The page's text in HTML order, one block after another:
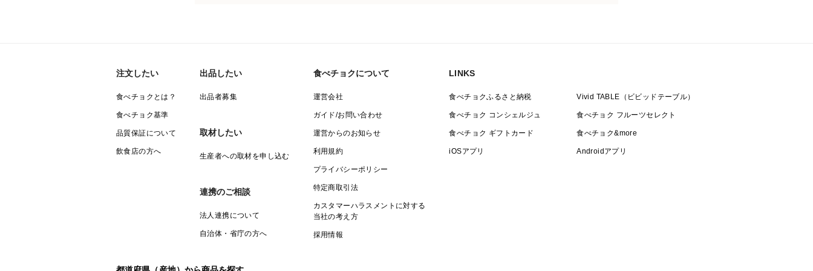
注文したい
食べチョクとは？
食べチョク基準
品質保証について
飲食店の方へ
出品したい
出品者募集
取材したい
生産者への取材を申し込む
連携のご相談
法人連携について
自治体・省庁の方へ
食べチョクについて
運営会社
ガイド/お問い合わせ
運営からのお知らせ
利用規約
プライバシーポリシー
特定商取引法
カスタマーハラスメントに対する
当社の考え方
採用情報
LINKS
食べチョクふるさと納税 Vivid TABLE（ビビッドテーブル）
食べチョク コンシェルジュ 食べチョク フルーツセレクト
食べチョク ギフトカード 食べチョク&more
iOSアプリ Androidアプリ